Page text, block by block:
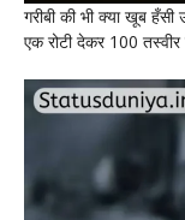
गरीबी की भी क्या खूब हँसी
एक रोटी देकर 100 तस्वीर